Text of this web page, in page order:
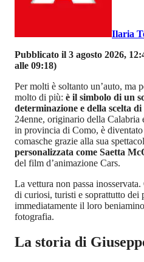
Ilaria
Pubblicato il 3 agosto 2026,
alle 09:18)
Per molti è soltanto un’auto, ma
molto di più: è il simbolo di un
determinazione e della scelta
24enne, originario della Calabria
in provincia di Como, è
comasche grazie alla sua
personalizzata come Saetta
del film d’animazione Cars.
La vettura non passa
di curiosi, turisti e soprattutto
immediatamente il loro
fotografia.
La storia di